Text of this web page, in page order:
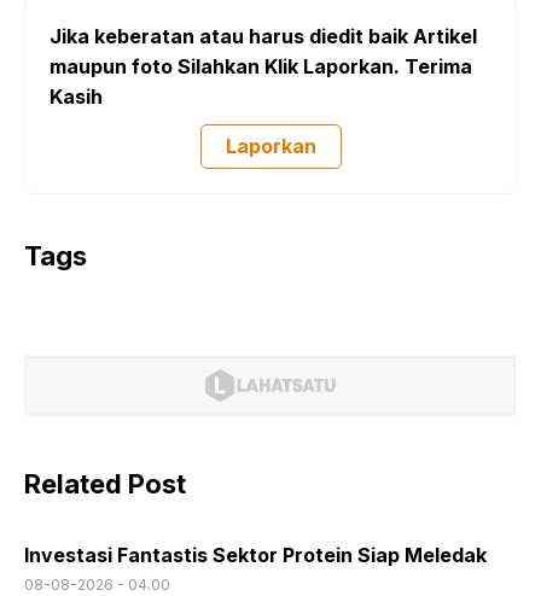
Jika keberatan atau harus diedit baik Artikel
maupun foto Silahkan Klik Laporkan. Terima
Kasih
Laporkan
Tags
Related Post
Investasi Fantastis Sektor Protein Siap Meledak
08-08-2026 - 04.00